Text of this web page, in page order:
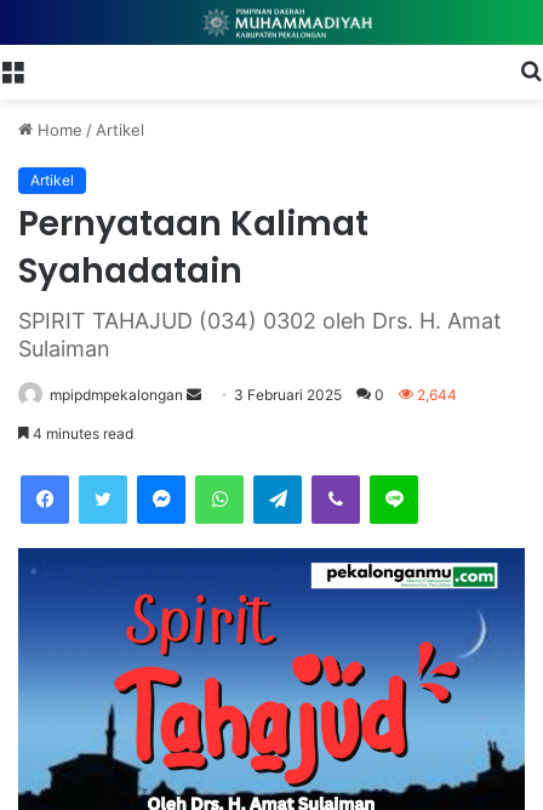
Home /Artikel
Artikel
Pernyataan Kalimat
Syahadatain
SPIRIT TAHAJUD (034) 0302 oleh Drs. H. Amat
Sulaiman
mpipdmpekalongan
m
a
3 Februari 2025 0 2,644
4 minutes read
Telegram